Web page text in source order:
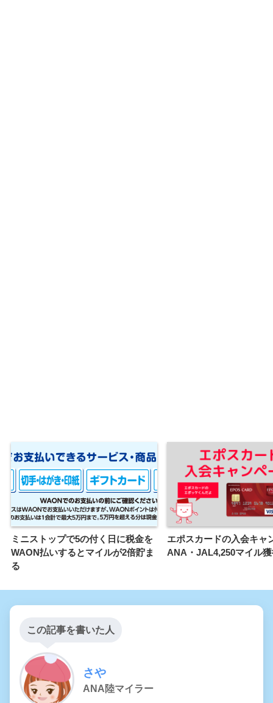
ミニストップで5の付く日に税金を
WAON払いするとマイルが2倍貯ま
る
エポスカードの入会キャ
ANA・JAL4,250マイル
この記事を書いた人
さや
ANA陸マイラー